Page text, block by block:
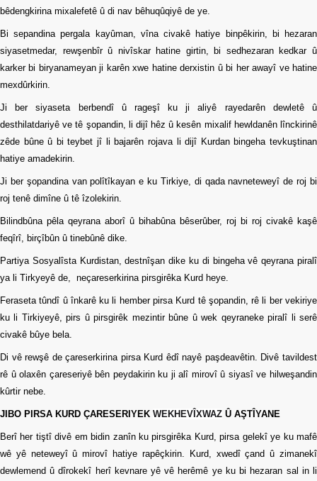
bêdengkirina mixalefetê û di nav bêhuqûqiyê de ye.
Bi sepandina pergala kayûman, vîna civakê hatiye binpêkirin, bi hezaran
siyasetmedar, rewşenbîr û nivîskar hatine girtin, bi sedhezaran kedkar û
karker bi biryanameyan ji karên xwe hatine derxistin û bi her awayî ve hatine
mexdûrkirin.
Ji ber siyaseta berbendî û rageşî ku ji aliyê rayedarên dewletê û
desthilatdariyê ve tê şopandin, li dijî hêz û kesên mixalif hewldanên lînckirinê
zêde bûne û bi teybet jî li bajarên rojava li dijî Kurdan bingeha tevkuştinan
hatiye amadekirin.
Ji ber şopandina van polîtîkayan e ku Tirkiye, di qada navneteweyî de roj bi
roj tenê dimîne û tê îzolekirin.
Bilindbûna pêla qeyrana aborî û bihabûna bêserûber, roj bi roj civakê kaşê
feqîrî, birçîbûn û tinebûnê dike.
Partiya Sosyalîsta Kurdistan, destnîşan dike ku di bingeha vê qeyrana piralî
ya li Tirkyeyê de,
neçareserkirina pirsgirêka Kurd heye.
Feraseta tûndî û înkarê ku li hember pirsa Kurd tê şopandin, rê li ber vekiriye
ku li Tirkiyeyê, pirs û pirsgirêk mezintir bûne û wek qeyraneke piralî li serê
civakê bûye bela.
Di vê rewşê de çareserkirina pirsa Kurd êdî nayê paşdeavêtin. Divê tavildest
rê û olaxên çareseriyê bên peydakirin ku ji alî mirovî û siyasî ve hilweşandin
kûrtir nebe.
JIBO PIRSA KURD ÇARESERIYEK WEKHEVÎXWAZ Û AŞTÎYANE
Berî her tiştî divê em bidin zanîn ku pirsgirêka Kurd, pirsa gelekî ye ku mafê
wê yê neteweyî û mirovî hatiye rapêçkirin. Kurd, xwedî çand û zimanekî
dewlemend û dîrokekî herî kevnare yê vê herêmê ye ku bi hezaran sal in li